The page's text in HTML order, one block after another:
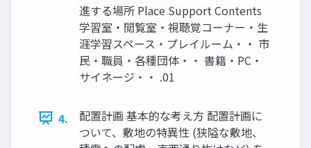
進する場所 Place Support Contents
学習室・閲覧室・視聴覚コーナー・生
涯学習スペース・プレイルーム・・ 市
民・職員・各種団体・・ 書籍・PC・
サイネージ・・ .01
4.
配置計画 基本的な考え方 配置計画に
ついて、敷地の特異性 (狭隘な敷地、